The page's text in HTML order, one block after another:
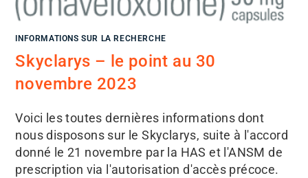
INFORMATIONS SUR LA RECHERCHE
Skyclarys – le point au 30
novembre 2023
Voici les toutes dernières informations dont
nous disposons sur le Skyclarys, suite à l'accord
donné le 21 novembre par la HAS et l'ANSM de
prescription via l'autorisation d'accès précoce.